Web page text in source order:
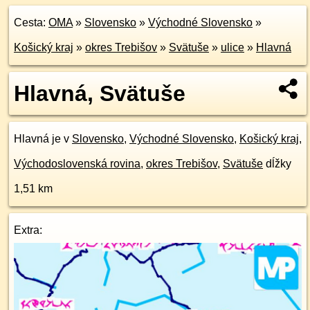
Cesta: OMA» Slovensko » Východné Slovensko »
Košický kraj » okres Trebišov » Svätuše » ulice » Hlavná
Hlavná, Svätuše
Hlavná je v Slovensko, Východné Slovensko, Košický kraj,
Východoslovenská rovina, okres Trebišov, Svätuše dĺžky
1,51 km
Extra: